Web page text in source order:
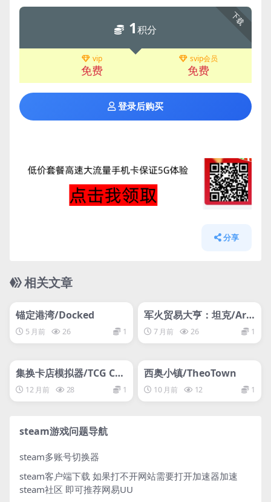
下载
1积分
vip
免费
svip会员
免费
登录后购买
分享
相关文章
网盘下载游戏
锚定港湾/Docked
5 月前 26 1
网盘下载游戏
军火贸易大亨：坦克/Ar
ms Trade Tycoon: Tank
s
7 月前 26 1
网盘下载游戏
集换卡店模拟器/TCG Car
d Shop Simulator
12 月前 28 1
网盘下载游戏
西奥小镇/TheoTown
10 月前 12 1
steam游戏问题导航
steam多账号切换器
steam客户端下载 如果打不开网站需要打开加速器加速
steam社区 即可推荐网易UU